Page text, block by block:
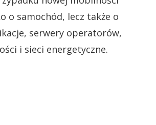
o samochód, lecz także o
serwery operatorów,
i sieci energetyczne.